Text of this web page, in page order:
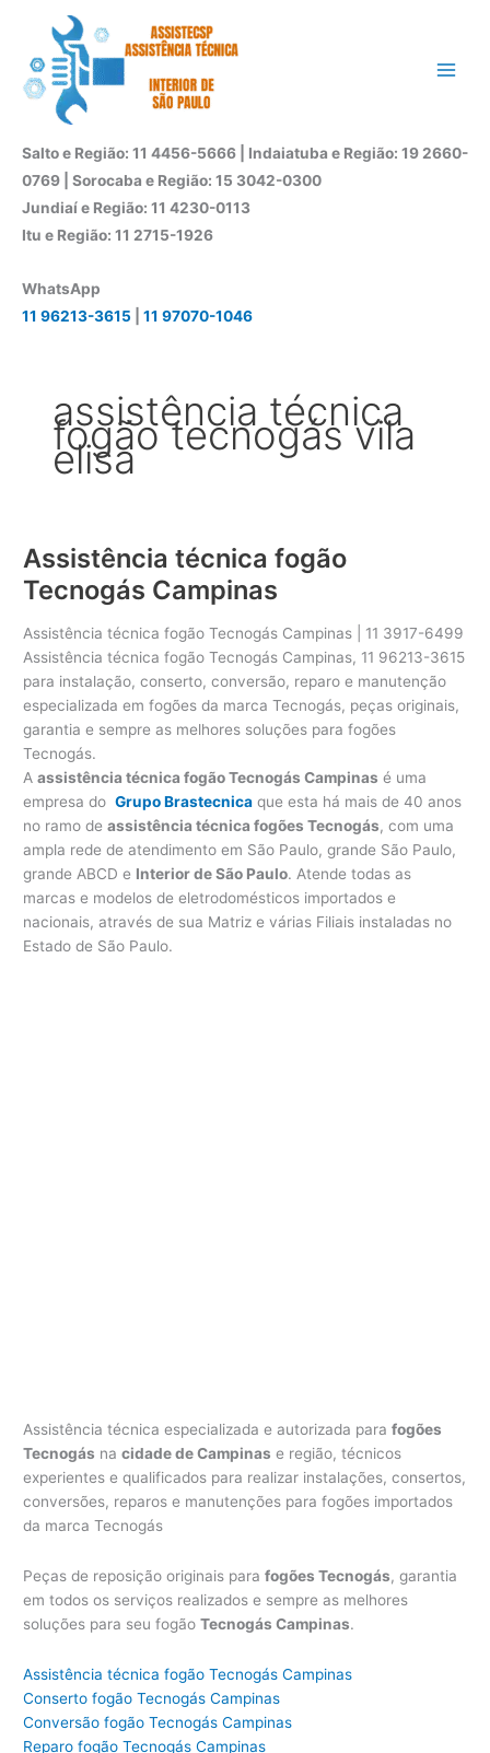
conteúdo
Salto e Região: 11 4456-5666 | Indaiatuba e Região: 19 2660-
0769 | Sorocaba e Região: 15 3042-0300
Jundiaí e Região: 11 4230-0113
Itu e Região: 11 2715-1926
WhatsApp
11 96213-3615
11 97070-1046
assistência técnica
fogão tecnogás vila
elisa
Assistência técnica fogão
Tecnogás Campinas
Assistência técnica fogão Tecnogás Campinas | 11 3917-6499
Assistência técnica fogão Tecnogás Campinas, 11 96213-3615
para instalação, conserto, conversão, reparo e manutenção
especializada em fogões da marca Tecnogás, peças originais,
garantia e sempre as melhores soluções para fogões
Tecnogás.
Aassistência técnica fogão Tecnogás Campinas é uma
empresa doGrupo Brastecnica que esta há mais de 40 anos
no ramo deassistência técnica fogões Tecnogás, com uma
ampla rede de atendimento em São Paulo, grande São Paulo,
grande ABCD e Interior de São Paulo. Atende todas as
marcas e modelos de eletrodomésticos importados e
nacionais, através de sua Matriz e várias Filiais instaladas no
Estado de São Paulo.
Assistência técnica especializada e autorizada parafogões
Tecnogás nacidade de Campinas e região, técnicos
experientes e qualificados para realizar instalações, consertos,
conversões, reparos e manutenções para fogões importados
da marca Tecnogás
Peças de reposição originais parafogões Tecnogás, garantia
em todos os serviços realizados e sempre as melhores
soluções para seu fogãoTecnogás Campinas.
Assistência técnica fogão Tecnogás Campinas
Conserto fogão Tecnogás Campinas
Conversão fogão Tecnogás Campinas
Reparo fogão Tecnogás Campinas